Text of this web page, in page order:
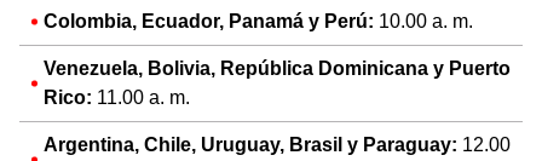
Colombia, Ecuador, Panamá y Perú: 10.00 a. m.
Venezuela, Bolivia, República Dominicana y Puerto
Rico: 11.00 a. m.
Argentina, Chile, Uruguay, Brasil y Paraguay: 12.00